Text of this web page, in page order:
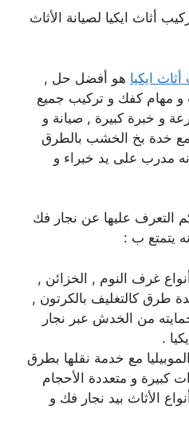
أثاث ايكيا لصيانة الأثاث
ايكيا هو أفضل حل ,
و مهام كفك و تركيب جميع
و خبرة كبيرة , صيانة و
مع خدة بخ الخشب بالطرق
مدرب على يد خبراء و
التعرف عليها عن نجار فك
يتمتع ب :
غرف النوم , الخزائن ,
طرق كالتغليف بالكرتون ,
من الخدش عبر نجار
.
مع خدمة نقلها بطرق
كبيرة و متعددة الأحجام
الأثاث بيد نجار فك و